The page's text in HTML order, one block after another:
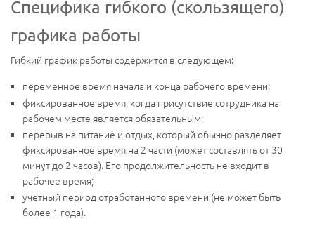
Специфика гибкого (скользящего)
графика работы
Гибкий график работы содержится в следующем:
переменное время начала и конца рабочего времени;
фиксированное время, когда присутствие сотрудника на
рабочем месте является обязательным;
перерыв на питание и отдых, который обычно разделяет
фиксированное время на 2 части (может составлять от 30
минут до 2 часов). Его продолжительность не входит в
рабочее время;
учетный период отработанного времени (не может быть
более 1 года).